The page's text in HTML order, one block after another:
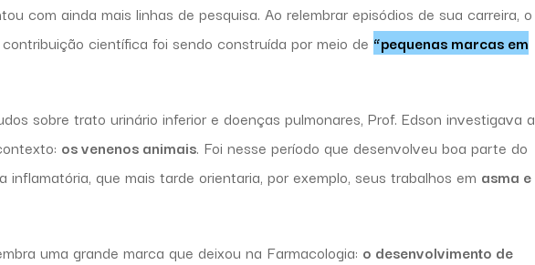
com ainda mais linhas de pesquisa. Ao relembrar episódios de sua carreira, o
científica foi sendo construída por meio de “pequenas marcas em
sobre trato urinário inferior e doenças pulmonares, Prof. Edson investigava a
os venenos animais. Foi nesse período que desenvolveu boa parte do
inflamatória, que mais tarde orientaria, por exemplo, seus trabalhos em asma e
uma grande marca que deixou na Farmacologia: o desenvolvimento de